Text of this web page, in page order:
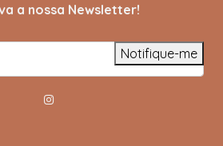
a nossa Newsletter!
Notifique-me